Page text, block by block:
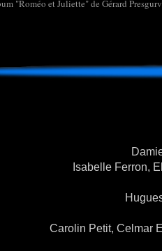
"Roméo et Juliette" de Gérard
Isabelle Ferron,
Carolin Petit, Celmar